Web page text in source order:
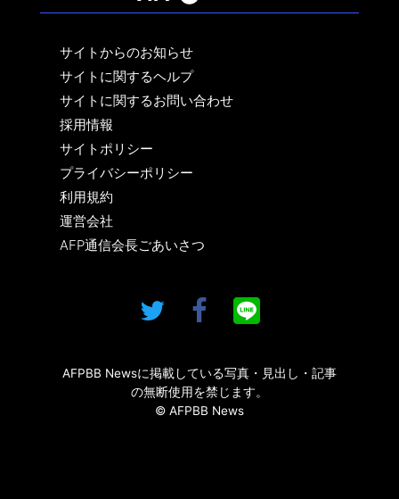
サイトからのお知らせ
サイトに関するヘルプ
サイトに関するお問い合わせ
採用情報
サイトポリシー
プライバシーポリシー
利用規約
運営会社
AFP通信会長ごあいさつ
AFPBB Newsに掲載している写真・見出し・記事
の無断使用を禁じます。
© AFPBB News